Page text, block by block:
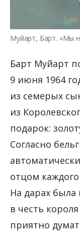
Муйарт, Барт. «Мы
Барт Муйарт
9 июня 1964
из семерых
из
подарок:
Согласно
отцом
На дарах
в честь
приятно